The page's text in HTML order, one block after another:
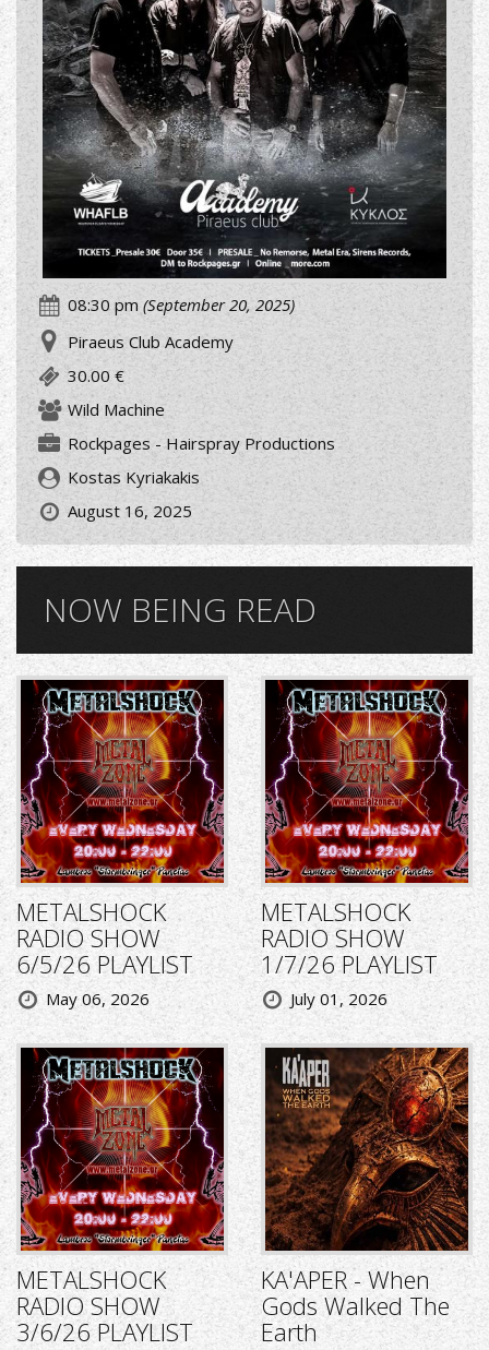
08:30 pm (September 20, 2025)
Piraeus Club Academy
30.00 €
Wild Machine
Rockpages - Hairspray Productions
Kostas Kyriakakis
August 16, 2025
NOW BEING READ
METALSHOCK
RADIO SHOW
6/5/26 PLAYLIST
May 06, 2026
METALSHOCK
RADIO SHOW
1/7/26 PLAYLIST
July 01, 2026
METALSHOCK
RADIO SHOW
3/6/26 PLAYLIST
KA'APER - When
Gods Walked The
Earth